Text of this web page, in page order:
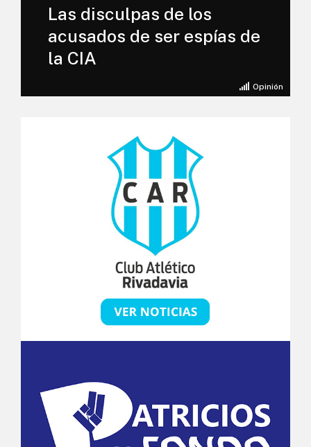
Opinión
Las disculpas de los
acusados de ser espías de
la CIA